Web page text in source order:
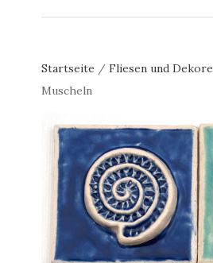
Startseite / Fliesen und Dekore
Muscheln